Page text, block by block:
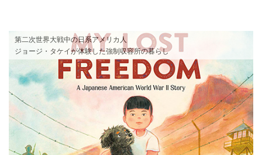
第二次世界大戦中の日系アメリカ人
ジョージ・タケイが体験した強制収容所の暮らし